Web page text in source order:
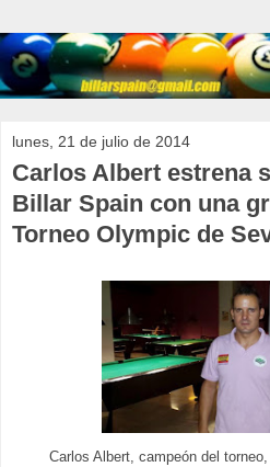
lunes, 21 de julio de 2014
Carlos Albert estrena
Billar Spain con una
Torneo Olympic de
Carlos Albert, campeón del